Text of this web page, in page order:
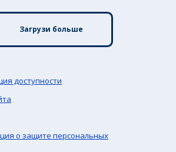
Загрузи больше
доступности
о защите персональных